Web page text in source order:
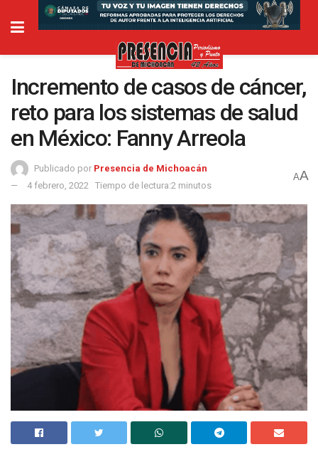
Incremento de casos de cáncer,
reto para los sistemas de salud
en México: Fanny Arreola
Publicado por Presencia de Michoacán
4 febrero, 2022
Tiempo de lectura:2 minutos
AA